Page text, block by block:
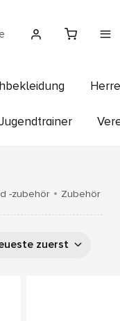
-zubehör Zubehör
zuerst